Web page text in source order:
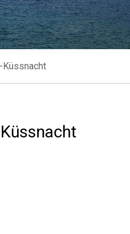
Küssnacht